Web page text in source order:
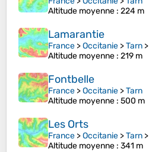
Altitude moyenne : 224 m
Lamarantie
France >Occitanie >Tarn >
Altitude moyenne : 219 m
Fontbelle
France >Occitanie >Tarn
Altitude moyenne : 500 m
Les Orts
France >Occitanie >Tarn >
Altitude moyenne : 341 m